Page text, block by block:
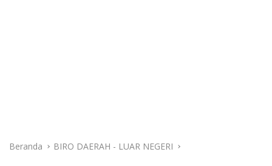
Beranda BIRO DAERAH - LUAR NEGERI